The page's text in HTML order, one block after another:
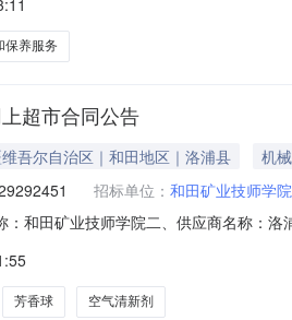
事项：详见附件中的合同文件八、联系
保养服务
超市合同公告
吾尔自治区｜和田地区｜洛浦县
机
招标单位： 和田矿业技师学院
：和田矿业技师学院二、供应商名称：
春风/CFCFZY-0221瓶50.00126003冰
芳香球 空气清新剂